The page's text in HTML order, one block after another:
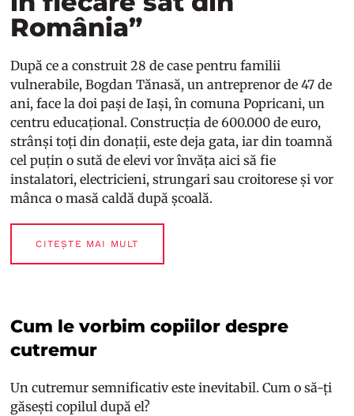
România”
După ce a construit 28 de case pentru familii
vulnerabile, Bogdan Tănasă, un antreprenor de 47 de
ani, face la doi pași de Iași, în comuna Popricani, un
centru educațional. Construcția de 600.000 de euro,
strânși toți din donații, este deja gata, iar din toamnă
cel puțin o sută de elevi vor învăța aici să fie
instalatori, electricieni, strungari sau croitorese și vor
mânca o masă caldă după școală.
CITEȘTE MAI MULT
Cum le vorbim copiilor despre
cutremur
Un cutremur semnificativ este inevitabil. Cum o să-ți
găsești copilul după el?